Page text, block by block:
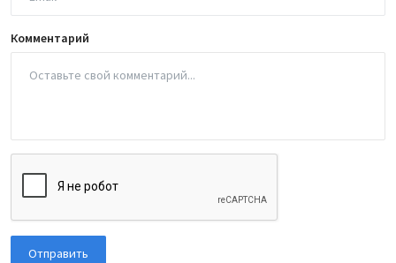
Комментарий
Отправить